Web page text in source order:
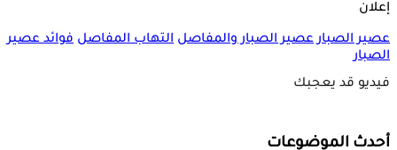
إعلان
عصير الصبار عصير الصبار والمفاصل التهاب المفاصل فوائد عصير
الصبار
فيديو قد يعجبك
أحدث الموضوعات